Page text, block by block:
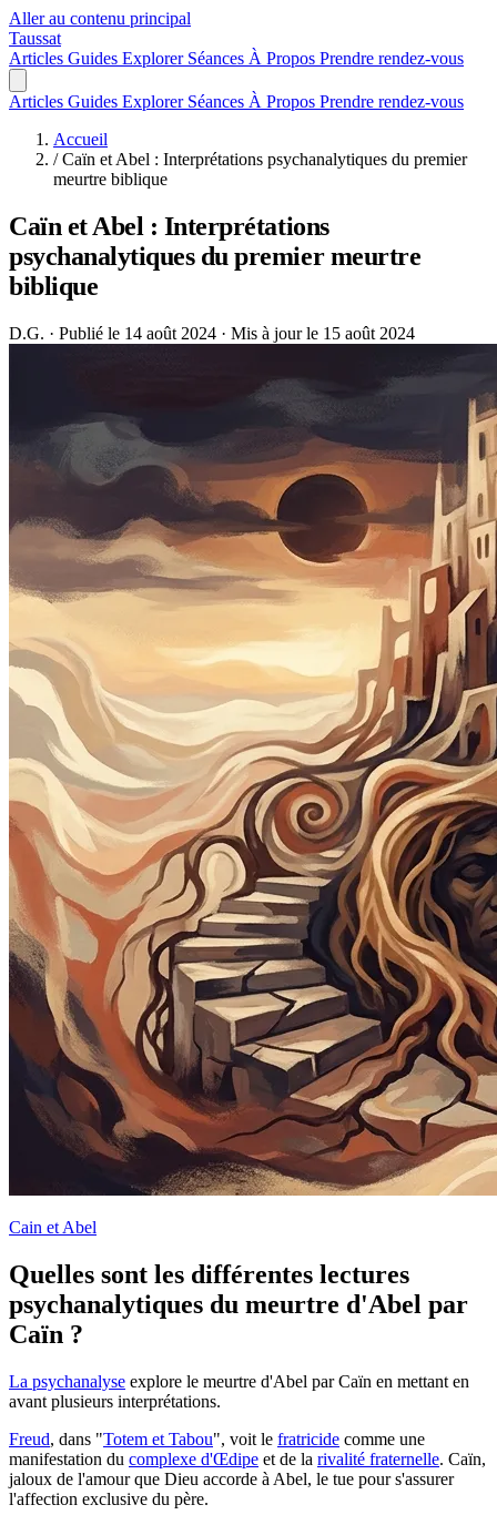
Aller au contenu principal
Taussat
Articles Guides Explorer Séances À Propos Prendre rendez-vous
Articles Guides Explorer Séances À Propos Prendre rendez-vous
Accueil
/ Caïn et Abel : Interprétations psychanalytiques du premier
meurtre biblique
Caïn et Abel : Interprétations
psychanalytiques du premier meurtre
biblique
D.G. · Publié le 14 août 2024 · Mis à jour le 15 août 2024
Cain et Abel
Quelles sont les différentes lectures
psychanalytiques du meurtre d'Abel par
Caïn ?
La psychanalyse explore le meurtre d'Abel par Caïn en mettant en
avant plusieurs interprétations.
Freud, dans "Totem et Tabou", voit le fratricide comme une
manifestation du complexe d'Œdipe et de la rivalité fraternelle. Caïn,
jaloux de l'amour que Dieu accorde à Abel, le tue pour s'assurer
l'affection exclusive du père.